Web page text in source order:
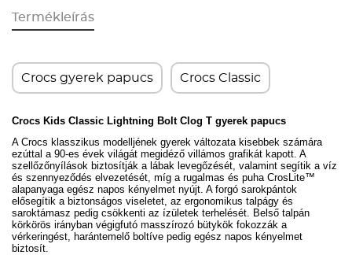
Termékleírás
Crocs gyerek papucs Crocs Classic
Crocs Kids Classic Lightning Bolt Clog T gyerek papucs
A Crocs klasszikus modelljének gyerek változata kisebbek számára
ezúttal a 90-es évek világát megidéző villámos grafikát kapott. A
szellőzőnyílások biztosítják a lábak levegőzését, valamint segítik a víz
és szennyeződés elvezetését, míg a rugalmas és puha CrosLite™
alapanyaga egész napos kényelmet nyújt. A forgó sarokpántok
elősegítik a biztonságos viseletet, az ergonomikus talpágy és
saroktámasz pedig csökkenti az ízületek terhelését. Belső talpán
körkörös irányban végigfutó masszírozó bütykök fokozzák a
vérkeringést, harántemelő boltíve pedig egész napos kényelmet
biztosít.